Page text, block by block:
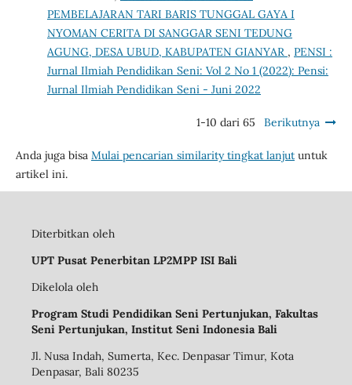
PEMBELAJARAN TARI BARIS TUNGGAL GAYA I
NYOMAN CERITA DI SANGGAR SENI TEDUNG
AGUNG, DESA UBUD, KABUPATEN GIANYAR , PENSI :
Jurnal Ilmiah Pendidikan Seni: Vol 2 No 1 (2022): Pensi:
Jurnal Ilmiah Pendidikan Seni - Juni 2022
1-10 dari 65 Berikutnya
Anda juga bisa Mulai pencarian similarity tingkat lanjutuntuk
artikel ini.
Diterbitkan oleh
UPT Pusat Penerbitan LP2MPP ISI Bali
Dikelola oleh
Program Studi Pendidikan Seni Pertunjukan, Fakultas
Seni Pertunjukan, Institut Seni Indonesia Bali
Jl. Nusa Indah, Sumerta, Kec. Denpasar Timur, Kota
Denpasar, Bali 80235